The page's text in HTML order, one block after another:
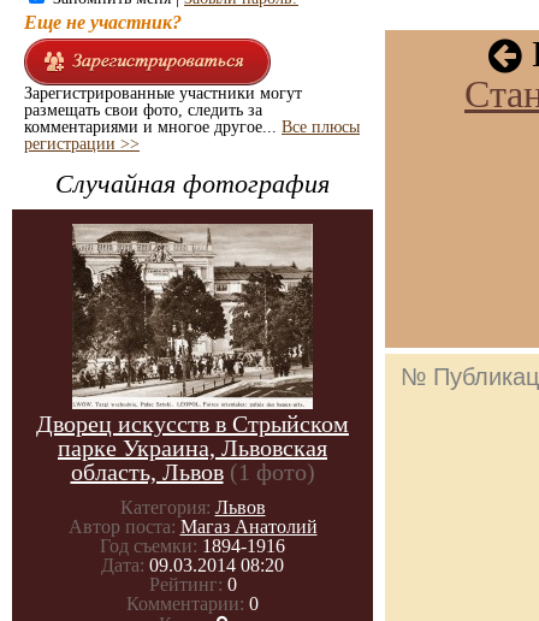
Еще не участник?
Зарегистрированные участники могут
размещать свои фото, следить за
комментариями и многое другое... Все плюсы
регистрации >>
Случайная фотография
Дворец искусств в Стрыйском
парке Украина, Львовская
область, Львов (1 фото)
Категория: Львов
Автор поста: Магаз Анатолий
Год съемки: 1894-1916
Дата: 09.03.2014 08:20
Рейтинг: 0
Комментарии: 0
№